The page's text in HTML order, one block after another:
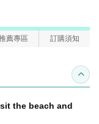
薦專區 訂購須知
收合
the beach and